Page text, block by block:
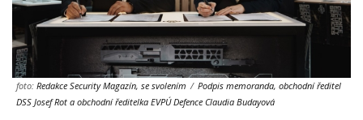
foto: Redakce Security Magazín, se svolením / Podpis memoranda, obchodní ředitel
DSS Josef Rot a obchodní ředitelka EVPÚ Defence Claudia Budayová